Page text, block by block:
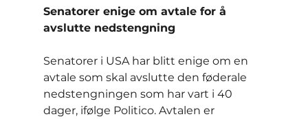
Senatorer enige om avtale for å
avslutte nedstengning
Senatorer i USA har blitt enige om en
avtale som skal avslutte den føderale
nedstengningen som har vart i 40
dager, ifølge Politico. Avtalen er